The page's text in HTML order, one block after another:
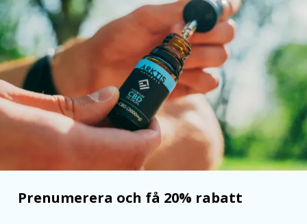
Prenumerera och få 20% rabatt